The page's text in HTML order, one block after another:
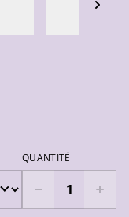
QUANTITÉ